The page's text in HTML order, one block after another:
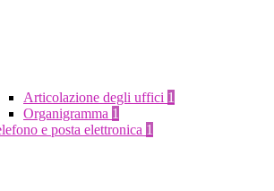
Articolazione degli uffici 1
Organigramma 1
e posta elettronica 1